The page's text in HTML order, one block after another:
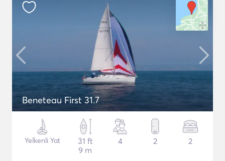
Beneteau First 31.7
Yelkenli Yat
31 ft
9 m
4 2 2